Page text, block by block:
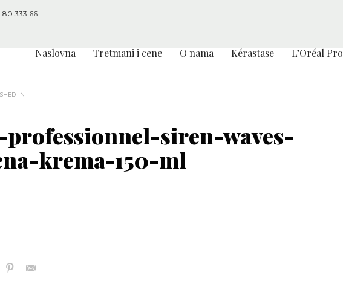
80 333 66
Naslovna Tretmani i cene O nama Kérastase L’Oréal Pro
IN
siren-waves-
krema-150-ml